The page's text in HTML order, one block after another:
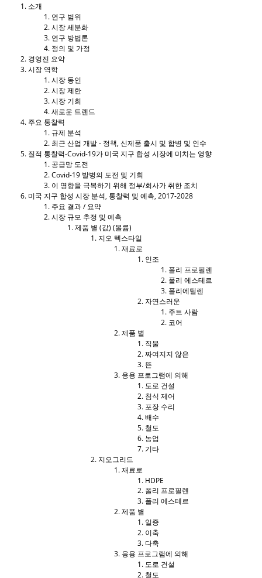
소개
연구 범위
시장 세분화
연구 방법론
정의 및 가정
경영진 요약
시장 역학
시장 동인
시장 제한
시장 기회
새로운 트렌드
주요 통찰력
규제 분석
최근 산업 개발 - 정책, 신제품 출시 및 합병 및 인수
질적 통찰력-Covid-19가 미국 지구 합성 시장에 미치는 영향
공급망 도전
Covid-19 발병의 도전 및 기회
이 영향을 극복하기 위해 정부/회사가 취한 조치
미국 지구 합성 시장 분석, 통찰력 및 예측, 2017-2028
주요 결과 / 요약
시장 규모 추정 및 예측
제품 별 (값) (볼륨)
지오 텍스타일
재료로
인조
폴리 프로필렌
폴리 에스테르
폴리에틸렌
자연스러운
주트 사람
코어
제품 별
직물
짜여지지 않은
뜬
응용 프로그램에 의해
도로 건설
침식 제어
포장 수리
배수
철도
농업
기타
지오그리드
재료로
HDPE
폴리 프로필렌
폴리 에스테르
제품 별
일증
이축
다축
응용 프로그램에 의해
도로 건설
철도